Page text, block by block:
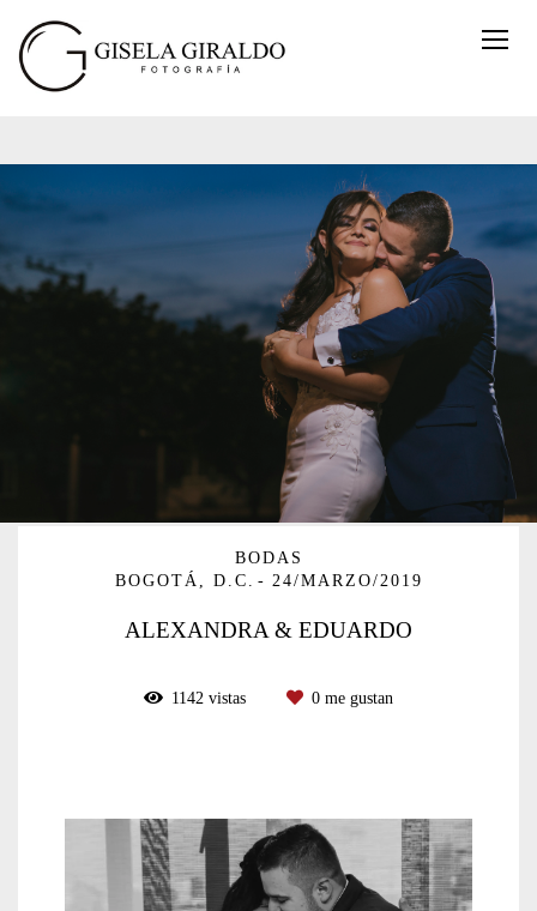
BODAS
BOGOTÁ, D.C.
24/MARZO/2019
ALEXANDRA & EDUARDO
1142 vistas 0 me gustan